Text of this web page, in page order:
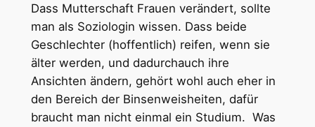
Dass Mutterschaft Frauen verändert, sollte
man als Soziologin wissen. Dass beide
Geschlechter (hoffentlich) reifen, wenn sie
älter werden, und dadurchauch ihre
Ansichten ändern, gehört wohl auch eher in
den Bereich der Binsenweisheiten, dafür
braucht man nicht einmal ein Studium. Was